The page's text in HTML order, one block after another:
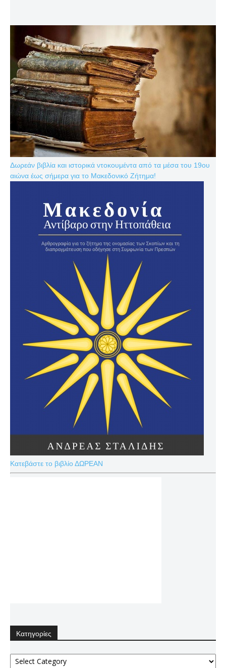
Δωρεάν βιβλία και ιστορικά ντοκουμέντα από τα μέσα του 19ου
αιώνα έως σήμερα για το Μακεδονικό Ζήτημα!
Κατεβάστε το βιβλίο ΔΩΡΕΑΝ
Κατηγορίες
Κατηγορίες